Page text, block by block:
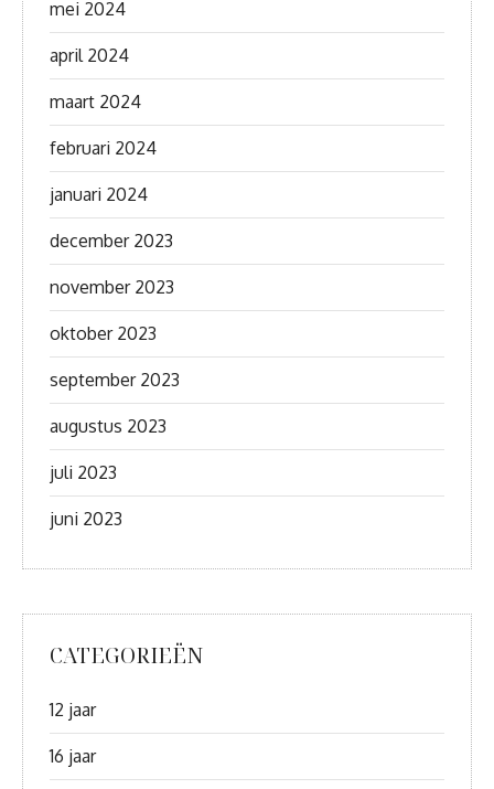
mei 2024
april 2024
maart 2024
februari 2024
januari 2024
december 2023
november 2023
oktober 2023
september 2023
augustus 2023
juli 2023
juni 2023
CATEGORIEËN
12 jaar
16 jaar